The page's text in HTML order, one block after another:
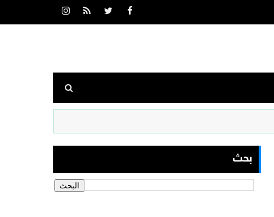
بحث